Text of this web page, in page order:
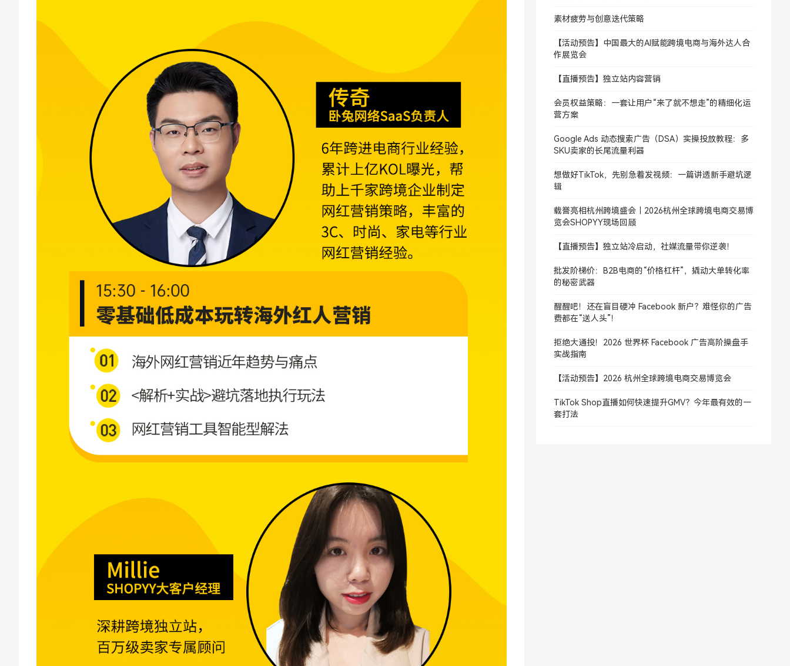
素材疲劳与创意迭代策略
【活动预告】中国最大的AI赋能跨境电商与海外达人合
作展览会
【直播预告】独立站内容营销
会员权益策略：一套让用户“来了就不想走”的精细化运
营方案
Google Ads 动态搜索广告（DSA）实操投放教程：多
SKU卖家的长尾流量利器
想做好TikTok，先别急着发视频：一篇讲透新手避坑逻
辑
载誉亮相杭州跨境盛会｜2026杭州全球跨境电商交易博
览会SHOPYY现场回顾
【直播预告】独立站冷启动，社媒流量带你逆袭！
批发阶梯价：B2B电商的“价格杠杆”，撬动大单转化率
的秘密武器
醒醒吧！还在盲目硬冲 Facebook 新户？难怪你的广告
费都在“送人头”！
拒绝大通投！2026 世界杯 Facebook 广告高阶操盘手
实战指南
【活动预告】2026 杭州全球跨境电商交易博览会
TikTok Shop直播如何快速提升GMV？今年最有效的一
套打法